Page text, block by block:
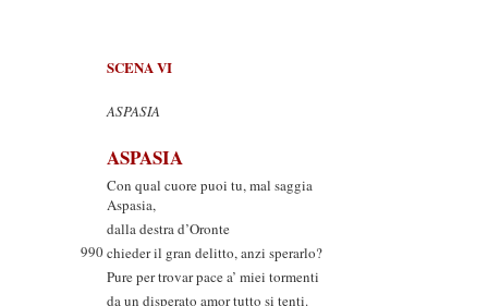
SCENA VI
ASPASIA
ASPASIA
Con qual cuore puoi tu, mal saggia
Aspasia,
dalla destra d’Oronte
990chieder il gran delitto, anzi sperarlo?
Pure per trovar pace a’ miei tormenti
da un disperato amor tutto si tenti.